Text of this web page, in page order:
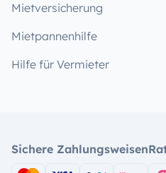
Mietversicherung
Mietpannenhilfe
Hilfe für Vermieter
Sichere Zahlungsweisen